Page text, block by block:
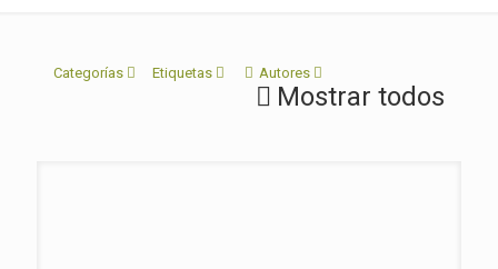
Categorías Etiquetas Autores
Mostrar todos